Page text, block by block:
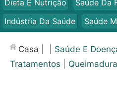
Dieta E Nutrição
Saúde Da
Indústria Da Saúde
Saúde
Saúde
Casa Saúde E
Tratamentos